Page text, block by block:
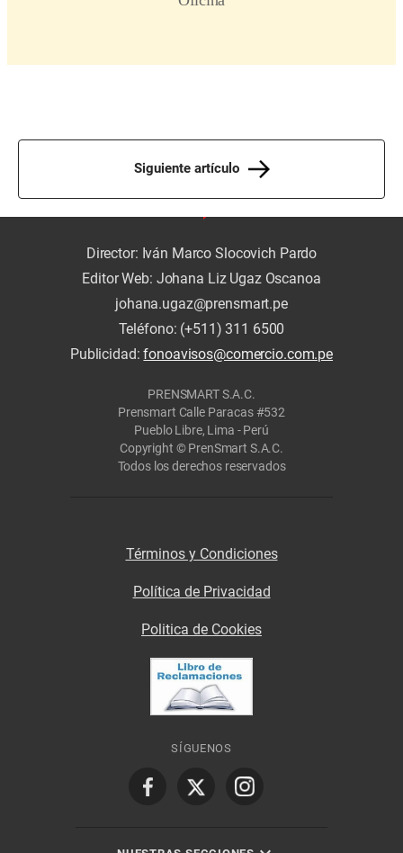
Siguiente artículo
Director: Iván Marco Slocovich Pardo
Editor Web: Johana Liz Ugaz Oscanoa
johana.ugaz@prensmart.pe
Teléfono: (+511) 311 6500
Publicidad:fonoavisos@comercio.com.pe
PRENSMART S.A.C.
Prensmart Calle Paracas #532
Pueblo Libre, Lima - Perú
Copyright © PrenSmart S.A.C.
Todos los derechos reservados
Términos y Condiciones
Política de Privacidad
Politica de Cookies
SÍGUENOS